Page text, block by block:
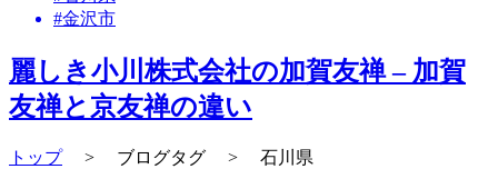
#金沢市
麗しき小川株式会社の加賀友禅 – 加賀
友禅と京友禅の違い
トップ> ブログタグ > 石川県